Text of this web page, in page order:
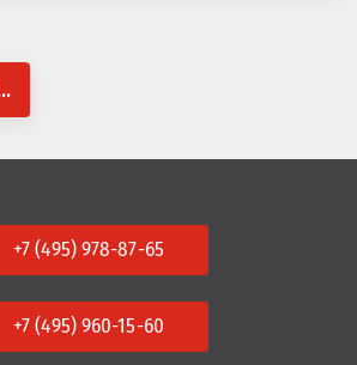
+7 (495) 978-87-65
+7 (495) 960-15-60